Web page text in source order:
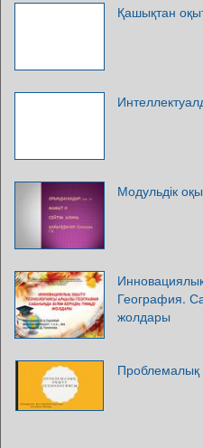
Қашықтан
Модульдік
География.
жолдары
Проблемалық